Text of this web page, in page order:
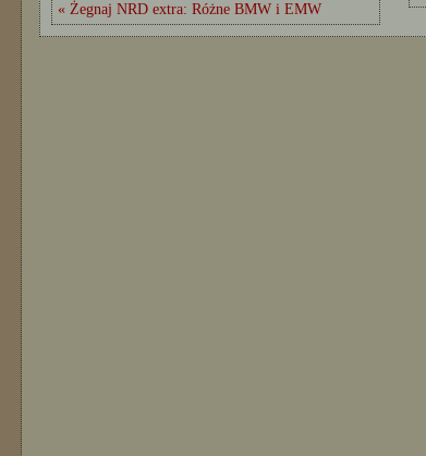
« Żegnaj NRD extra: Różne BMW i EMW